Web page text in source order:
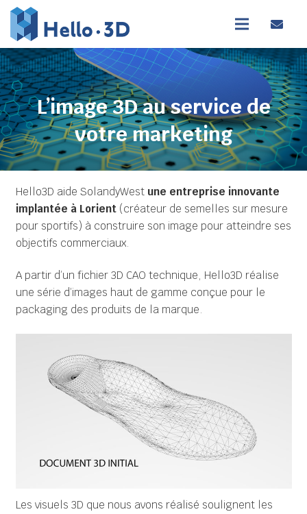
L’image 3D au service de
votre marketing
Hello3D aide SolandyWest une entreprise innovante
implantée à Lorient(créateur de semelles sur mesure
pour sportifs) à construire son image pour atteindre ses
objectifs commerciaux.
A partir d’un fichier 3D CAO technique, Hello3D réalise
une série d’images haut de gamme conçue pour le
packaging des produits de la marque.
Les visuels 3D que nous avons réalisé soulignent les